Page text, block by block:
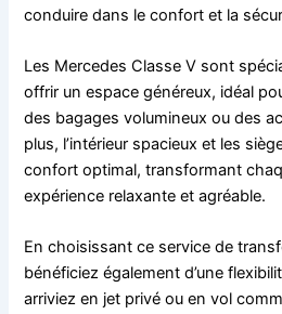
conduire dans le confort et la
Les Mercedes Classe V sont
offrir un espace généreux, idéal
des bagages volumineux ou des
plus, l’intérieur spacieux et les
confort optimal, transformant
expérience relaxante et agréable.
En choisissant ce service de
bénéficiez également d’une
arriviez en jet privé ou en vol